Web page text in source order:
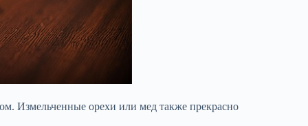
Измельченные орехи или мед также прекрасно